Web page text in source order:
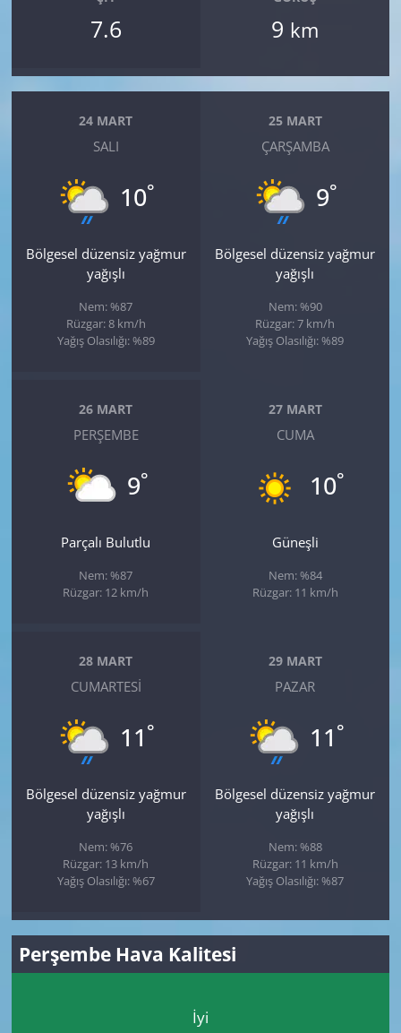
7.6 9 km
24 MART
SALI
10°
Bölgesel düzensiz yağmur
yağışlı
Nem: %87
Rüzgar: 8 km/h
Yağış Olasılığı: %89
25 MART
ÇARŞAMBA
9°
Bölgesel düzensiz yağmur
yağışlı
Nem: %90
Rüzgar: 7 km/h
Yağış Olasılığı: %89
26 MART
PERŞEMBE
9°
Parçalı Bulutlu
Nem: %87
Rüzgar: 12 km/h
27 MART
CUMA
10°
Güneşli
Nem: %84
Rüzgar: 11 km/h
28 MART
CUMARTESI
11 °
Bölgesel düzensiz yağmur
yağışlı
Nem: %76
Rüzgar: 13 km/h
Yağış Olasılığı: %67
29 MART
PAZAR
11 °
Bölgesel düzensiz yağmur
yağışlı
Nem: %88
Rüzgar: 11 km/h
Yağış Olasılığı: %87
Perşembe Hava Kalitesi
İyi